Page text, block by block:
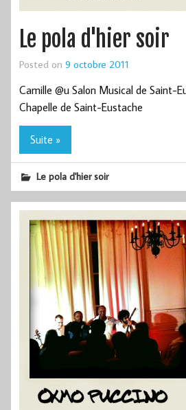
Le pola d'hier soir
Posted on 9 octobre 2011
Camille @u Salon Musical de Saint-
Chapelle de Saint-Eustache
Suite »
Le pola d'hier soir